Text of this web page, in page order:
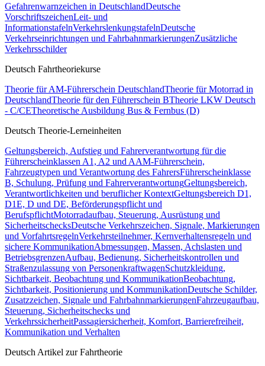
Gefahrenwarnzeichen in DeutschlandDeutsche
VorschriftszeichenLeit- und
InformationstafelnVerkehrslenkungstafelnDeutsche
Verkehrseinrichtungen und FahrbahnmarkierungenZusätzliche
Verkehrsschilder
Deutsch Fahrtheoriekurse
Theorie für AM-Führerschein DeutschlandTheorie für Motorrad in
DeutschlandTheorie für den Führerschein BTheorie LKW Deutsch
- C/CETheoretische Ausbildung Bus & Fernbus (D)
Deutsch Theorie-Lerneinheiten
Geltungsbereich, Aufstieg und Fahrerverantwortung für die
Führerscheinklassen A1, A2 und AAM-Führerschein,
Fahrzeugtypen und Verantwortung des FahrersFührerscheinklasse
B, Schulung, Prüfung und FahrerverantwortungGeltungsbereich,
Verantwortlichkeiten und beruflicher KontextGeltungsbereich D1,
D1E, D und DE, Beförderungspflicht und
BerufspflichtMotorradaufbau, Steuerung, Ausrüstung und
SicherheitschecksDeutsche Verkehrszeichen, Signale, Markierungen
und VorfahrtsregelnVerkehrsteilnehmer, Kernverhaltensregeln und
sichere KommunikationAbmessungen, Massen, Achslasten und
BetriebsgrenzenAufbau, Bedienung, Sicherheitskontrollen und
Straßenzulassung von PersonenkraftwagenSchutzkleidung,
Sichtbarkeit, Beobachtung und KommunikationBeobachtung,
Sichtbarkeit, Positionierung und KommunikationDeutsche Schilder,
Zusatzzeichen, Signale und FahrbahnmarkierungenFahrzeugaufbau,
Steuerung, Sicherheitschecks und
VerkehrssicherheitPassagiersicherheit, Komfort, Barrierefreiheit,
Kommunikation und Verhalten
Deutsch Artikel zur Fahrtheorie